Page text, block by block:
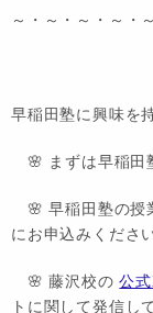
～・～・～・～・～
早稲田塾に興味を
🌸 まずは早稲田
🌸 早稲田塾の授
にお申込みくださ
🌸 藤沢校の公
トに関して発信し